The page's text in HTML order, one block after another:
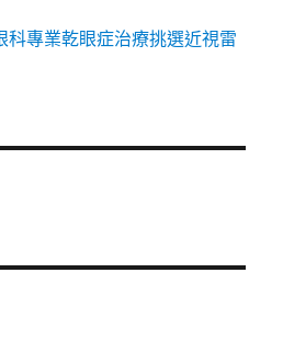
科專業乾眼症治療挑選近視雷